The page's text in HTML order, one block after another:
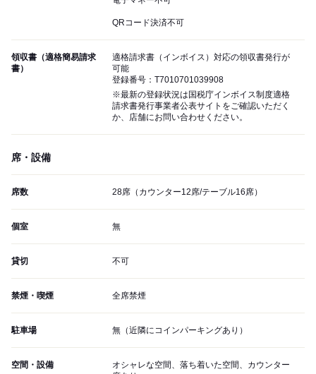
QRコード決済不可
領収書（適格簡易請求
書）
適格請求書（インボイス）対応の領収書発行が
可能
登録番号：T7010701039908
※最新の登録状況は国税庁インボイス制度適格
請求書発行事業者公表サイトをご確認いただく
か、店舗にお問い合わせください。
席・設備
席数 28席（カウンター12席/テーブル16席）
個室 無
貸切 不可
禁煙・喫煙 全席禁煙
駐車場 無（近隣にコインパーキングあり）
空間・設備
オシャレな空間、落ち着いた空間、カウンター